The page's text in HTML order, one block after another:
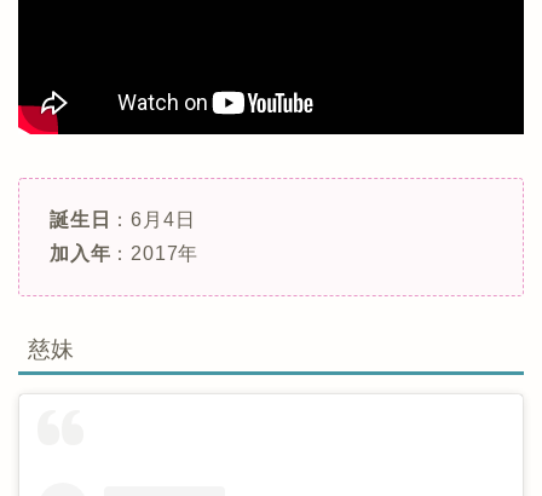
誕生日
：6月4日
加入年 ：2017年
慈妹